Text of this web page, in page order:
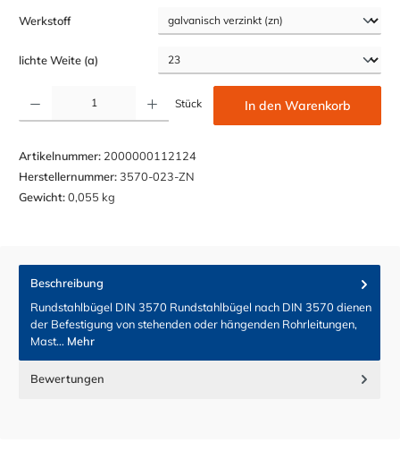
Werkstoffauswählen
lichte Weite (a)
Produkt Anzahl: Gib den gewünschten Wert ein oder benutze die Schaltflächen um die Anzahl
Stück In den Warenkorb
Artikelnummer: 2000000112124
Herstellernummer: 3570-023-ZN
Gewicht:0,055 kg
Beschreibung
Rundstahlbügel DIN 3570 Rundstahlbügel nach DIN 3570 dienen
der Befestigung von stehenden oder hängenden Rohrleitungen,
Mast… Mehr
Bewertungen